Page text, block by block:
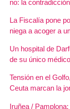
no: la
La Fiscalía pone
niega a acoger a
Un hospital de
de su único médico
Tensión en el
Ceuta marcan la
Iruñea /